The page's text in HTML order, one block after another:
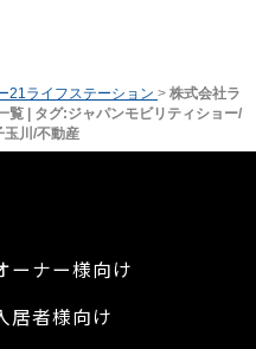
21ライフステーション > 株式会社ラ
覧 | タグ:ジャパンモビリティショー/
玉川/不動産
ーナー様向け
居者様向け